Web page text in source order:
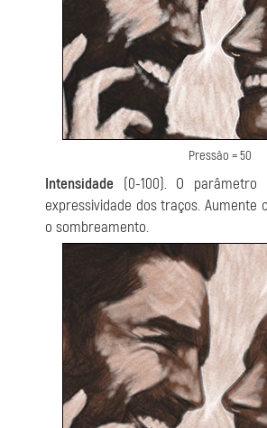
Pressão = 50
Intensidade (0-100). O
expressividade dos traços.
o sombreamento.